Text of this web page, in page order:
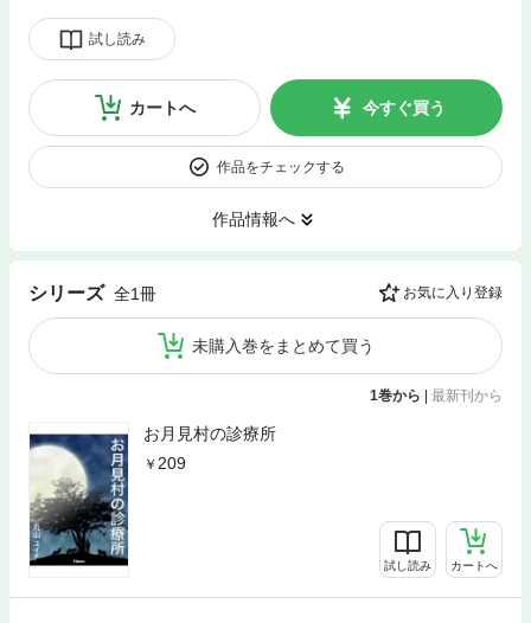
試し読み
カートへ 今すぐ買う
作品をチェックする
作品情報へ
シリーズ 全1冊 お気に入り登録
未購入巻をまとめて買う
1巻から 最新刊から
お月見村の診療所
209
試し読み カートへ